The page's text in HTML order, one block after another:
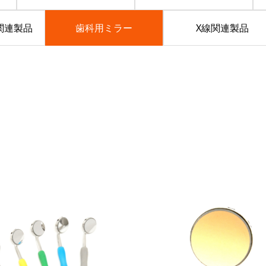
連製品 歯科用ミラー X線関連製品